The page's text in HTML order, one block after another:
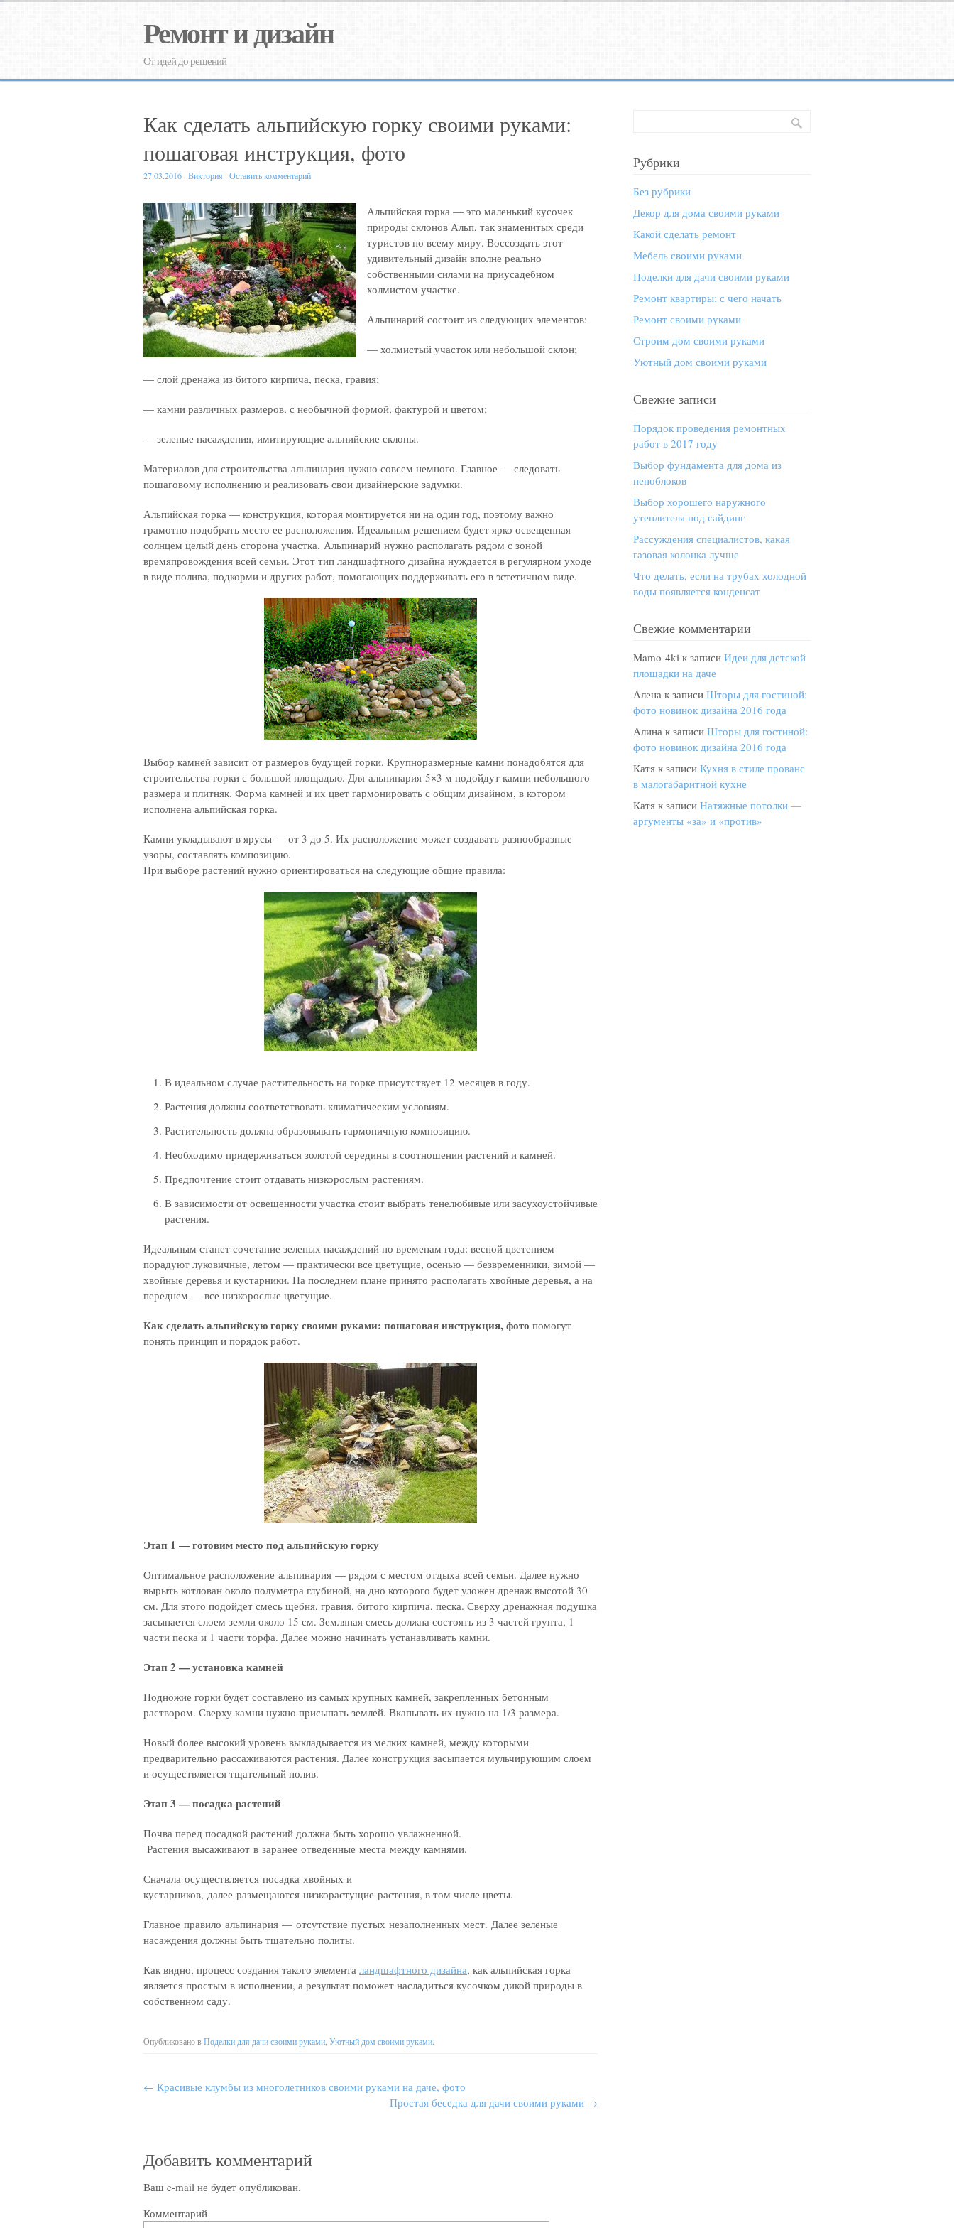
Ремонт и дизайн
От идей до решений
Как сделать альпийскую горку своими руками:
пошаговая инструкция, фото
27.03.2016 · Виктория · Оставить комментарий
Альпийская горка — это маленький кусочек
природы склонов Альп, так знаменитых среди
туристов по всему миру. Воссоздать этот
удивительный дизайн вполне реально
собственными силами на приусадебном
холмистом участке.
Альпинарий состоит из следующих элементов:
— холмистый участок или небольшой склон;
— слой дренажа из битого кирпича, песка, гравия;
— камни различных размеров, с необычной формой, фактурой и цветом;
— зеленые насаждения, имитирующие альпийские склоны.
Материалов для строительства альпинария нужно совсем немного. Главное — следовать
пошаговому исполнению и реализовать свои дизайнерские задумки.
Альпийская горка — конструкция, которая монтируется ни на один год, поэтому важно
грамотно подобрать место ее расположения. Идеальным решением будет ярко освещенная
солнцем целый день сторона участка. Альпинарий нужно располагать рядом с зоной
времяпровождения всей семьи. Этот тип ландшафтного дизайна нуждается в регулярном уходе
в виде полива, подкорми и других работ, помогающих поддерживать его в эстетичном виде.
Выбор камней зависит от размеров будущей горки. Крупноразмерные камни понадобятся для
строительства горки с большой площадью. Для альпинария 5×3 м подойдут камни небольшого
размера и плитняк. Форма камней и их цвет гармонировать с общим дизайном, в котором
исполнена альпийская горка.
Камни укладывают в ярусы — от 3 до 5. Их расположение может создавать разнообразные
узоры, составлять композицию.
При выборе растений нужно ориентироваться на следующие общие правила:
В идеальном случае растительность на горке присутствует 12 месяцев в году.
Растения должны соответствовать климатическим условиям.
Растительность должна образовывать гармоничную композицию.
Необходимо придерживаться золотой середины в соотношении растений и камней.
Предпочтение стоит отдавать низкорослым растениям.
В зависимости от освещенности участка стоит выбрать тенелюбивые или засухоустойчивые
растения.
Идеальным станет сочетание зеленых насаждений по временам года: весной цветением
порадуют луковичные, летом — практически все цветущие, осенью — безвременники, зимой —
хвойные деревья и кустарники. На последнем плане принято располагать хвойные деревья, а на
переднем — все низкорослые цветущие.
Как сделать альпийскую горку своими руками: пошаговая инструкция, фото помогут
понять принцип и порядок работ.
Этап 1 — готовим место под альпийскую горку
Оптимальное расположение альпинария — рядом с местом отдыха всей семьи. Далее нужно
вырыть котлован около полуметра глубиной, на дно которого будет уложен дренаж высотой 30
см. Для этого подойдет смесь щебня, гравия, битого кирпича, песка. Сверху дренажная подушка
засыпается слоем земли около 15 см. Земляная смесь должна состоять из 3 частей грунта, 1
части песка и 1 части торфа. Далее можно начинать устанавливать камни.
Этап 2 — установка камней
Подножие горки будет составлено из самых крупных камней, закрепленных бетонным
раствором. Сверху камни нужно присыпать землей. Вкапывать их нужно на 1/3 размера.
Новый более высокий уровень выкладывается из мелких камней, между которыми
предварительно рассаживаются растения. Далее конструкция засыпается мульчирующим слоем
и осуществляется тщательный полив.
Этап 3 — посадка растений
Почва перед посадкой растений должна быть хорошо увлажненной.
Растения высаживают в заранее отведенные места между камнями.
Сначала осуществляется посадка хвойных и
кустарников, далее размещаются низкорастущие растения, в том числе цветы.
Главное правило альпинария — отсутствие пустых незаполненных мест. Далее зеленые
насаждения должны быть тщательно политы.
Как видно, процесс создания такого элемента ландшафтного дизайна, как альпийская горка
является простым в исполнении, а результат поможет насладиться кусочком дикой природы в
собственном саду.
Опубликовано в Поделки для дачи своими руками Уютный дом своими руками.
← Красивые клумбы из многолетников своими руками на даче, фото
Простая беседка для дачи своими руками →
Добавить комментарий
Ваш e-mail не будет опубликован.
Комментарий
Рубрики
Без рубрики
Декор для дома своими руками
Какой сделать ремонт
Мебель своими руками
Поделки для дачи своими руками
Ремонт квартиры: с чего начать
Ремонт своими руками
Строим дом своими руками
Уютный дом своими руками
Свежие записи
Порядок проведения ремонтных
работ в 2017 году
Выбор фундамента для дома из
пеноблоков
Выбор хорошего наружного
утеплителя под сайдинг
Рассуждения специалистов, какая
газовая колонка лучше
Что делать, если на трубах холодной
воды появляется конденсат
Свежие комментарии
Mamo-4ki к записи Идеи для детской
площадки на даче
Алена к записи Шторы для гостиной:
фото новинок дизайна 2016 года
Алина к записи Шторы для гостиной:
фото новинок дизайна 2016 года
Катя к записи Кухня в стиле прованс
в малогабаритной кухне
Катя к записи Натяжные потолки —
аргументы «за» и «против»